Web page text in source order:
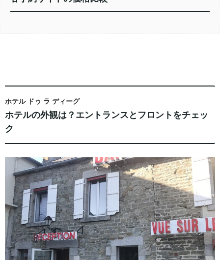
ホテル ドゥ ラ ディーグ
ホテルの外観は？エントランスとフロントをチェッ
ク